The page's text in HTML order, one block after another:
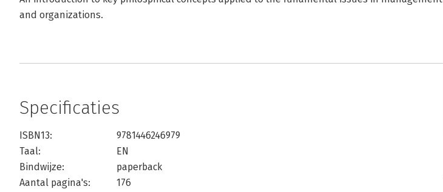
and organizations.
Specificaties
ISBN13:
9781446246979
Taal:
EN
Bindwijze:
paperback
Aantal pagina's:
176